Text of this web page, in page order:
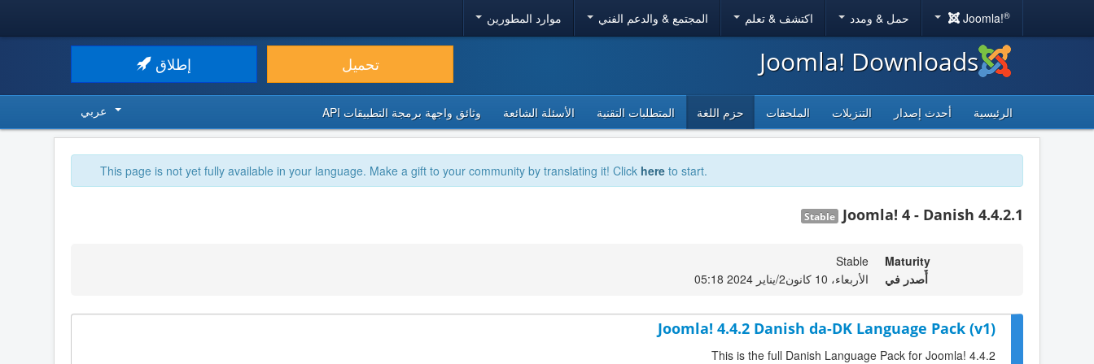
Joomla!® حمل & ومدد اكتشف & تعلم المجتمع & والدعم الفني موارد المطورين
Joomla! Downloads تحميل إطلاق
الرئيسية أحدث إصدار التنزيلات الملحقات حزم اللغة المتطلبات التقنية الأسئلة الشائعة وثائق واجهة برمجة التطبيقات API عربي
This page is not yet fully available in your language. Make a gift to your community by translating it! Click here to start.
Joomla! 4 - Danish 4.4.2.1
Stable
Maturity
Stable
أٌصدر في
الأربعاء، 10 كانون2/يناير 2024 05:18
Joomla! 4.4.2 Danish da-DK Language Pack (v1)
This is the full Danish Language Pack for Joomla! 4.4.2